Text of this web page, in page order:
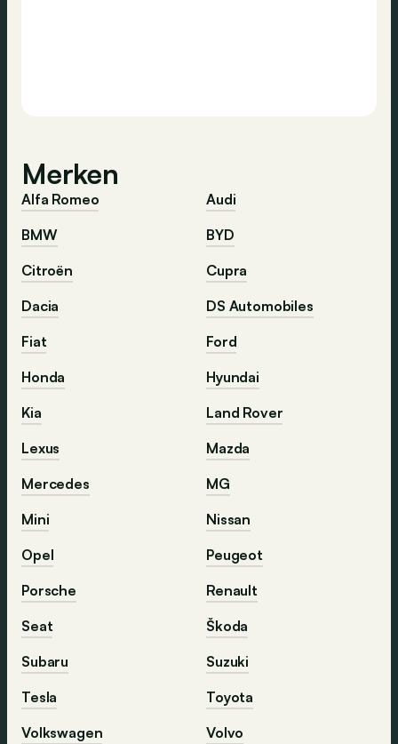
Merken
Alfa Romeo
Audi
BMW
BYD
Citroën
Cupra
Dacia
DS Automobiles
Fiat
Ford
Honda
Hyundai
Kia
Land Rover
Lexus
Mazda
Mercedes
MG
Mini
Nissan
Opel
Peugeot
Porsche
Renault
Seat
Škoda
Subaru
Suzuki
Tesla
Toyota
Volkswagen
Volvo